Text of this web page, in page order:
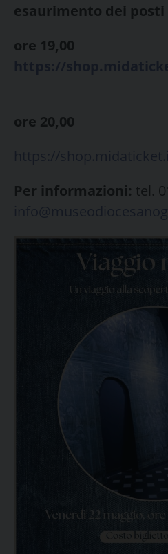
esaurimento dei
ore 19,00
ore 20,00
Per informazioni: tel.